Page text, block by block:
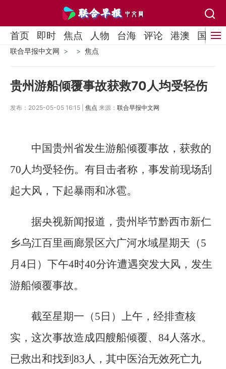
首页 即时 焦点 人物 台海 评论 港澳 国际
联合早报中文网 焦点
贵州游船倾覆事故获救70人均受轻伤
发布：2025-05-05 16:15 | 焦点 来源： 联合早报中文网
中国贵州省发生游船倾覆事故，获救的
70人均受轻伤。有目击者称，事发前现场刮
起大风，下起暴雨和冰雹。
据央视新闻报道，贵州毕节黔西市新仁
乡乌江百里画廊景区六广河水域星期天（5
月4日）下午4时40分许遭遇突发大风，发生
游船倾覆事故。
截至星期一（5日）上午，经排查核
实，这次事故造成四艘船倾覆、84人落水。
已救出和找到83人，其中医治无效死亡九